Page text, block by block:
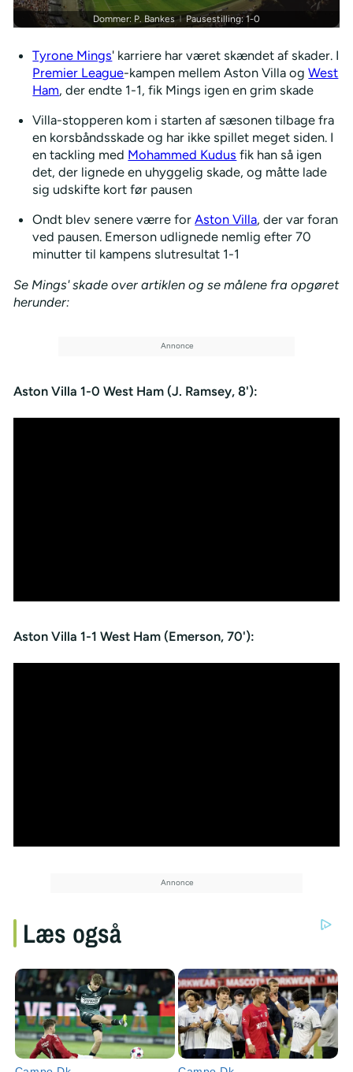
Dommer: P. Bankes | Pausestilling: 1-0
Tyrone Mings' karriere har været skændet af skader. I
Premier League-kampen mellem Aston Villa ogWest
Ham, der endte 1-1, fik Mings igen en grim skade
Villa-stopperen kom i starten af sæsonen tilbage fra
en korsbåndsskade og har ikke spillet meget siden. I
en tackling med Mohammed Kudus fik han så igen
det, der lignede en uhyggelig skade, og måtte lade
sig udskifte kort før pausen
Ondt blev senere værre forAston Villa, der var foran
ved pausen. Emerson udlignede nemlig efter 70
minutter til kampens slutresultat 1-1
Se Mings' skade over artiklen og se målene fra opgøret
herunder:
Aston Villa 1-0 West Ham (J. Ramsey, 8'):
Aston Villa 1-1 West Ham (Emerson, 70'):